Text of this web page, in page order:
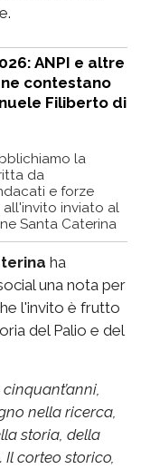
ANPI e altre
contestano
Filiberto di
la
da
e forze
inviato al
Santa Caterina
ha
una nota per
l'invito è frutto
del Palio e del
nella ricerca,
storia, della
corteo storico,